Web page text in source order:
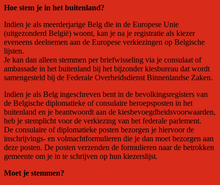
Hoe stem je in het buitenland?
Indien je als meerderjarige Belg die in de Europese Unie
(uitgezonderd België) woont, kan je na je registratie als kiezer
eveneens deelnemen aan de Europese verkiezingen op Belgische
lijsten.
Je kan dan alleen stemmen per briefwisseling via je consulaat of
ambassade in het buitenland bij het bijzonder kiesbureau dat wordt
samengesteld bij de Federale Overheidsdienst Binnenlandse Zaken.
Indien je als Belg ingeschreven bent in de bevolkingsregisters van
de Belgische diplomatieke of consulaire beroepsposten in het
buitenland en je beantwoordt aan de kiesbevoegdheidsvoorwaarden,
heb je stemplicht voor de verkiezing van het federale parlement.
De consulaire of diplomatieke posten bezorgen je hiervoor de
inschrijvings- en volmachtformulieren die je dan moet bezorgen aan
deze posten. De posten verzenden de formulieren naar de betrokken
gemeente om je in te schrijven op hun kiezerslijst.
Moet je stemmen?